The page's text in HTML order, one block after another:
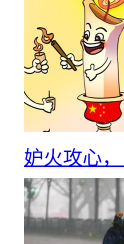
妒火攻心